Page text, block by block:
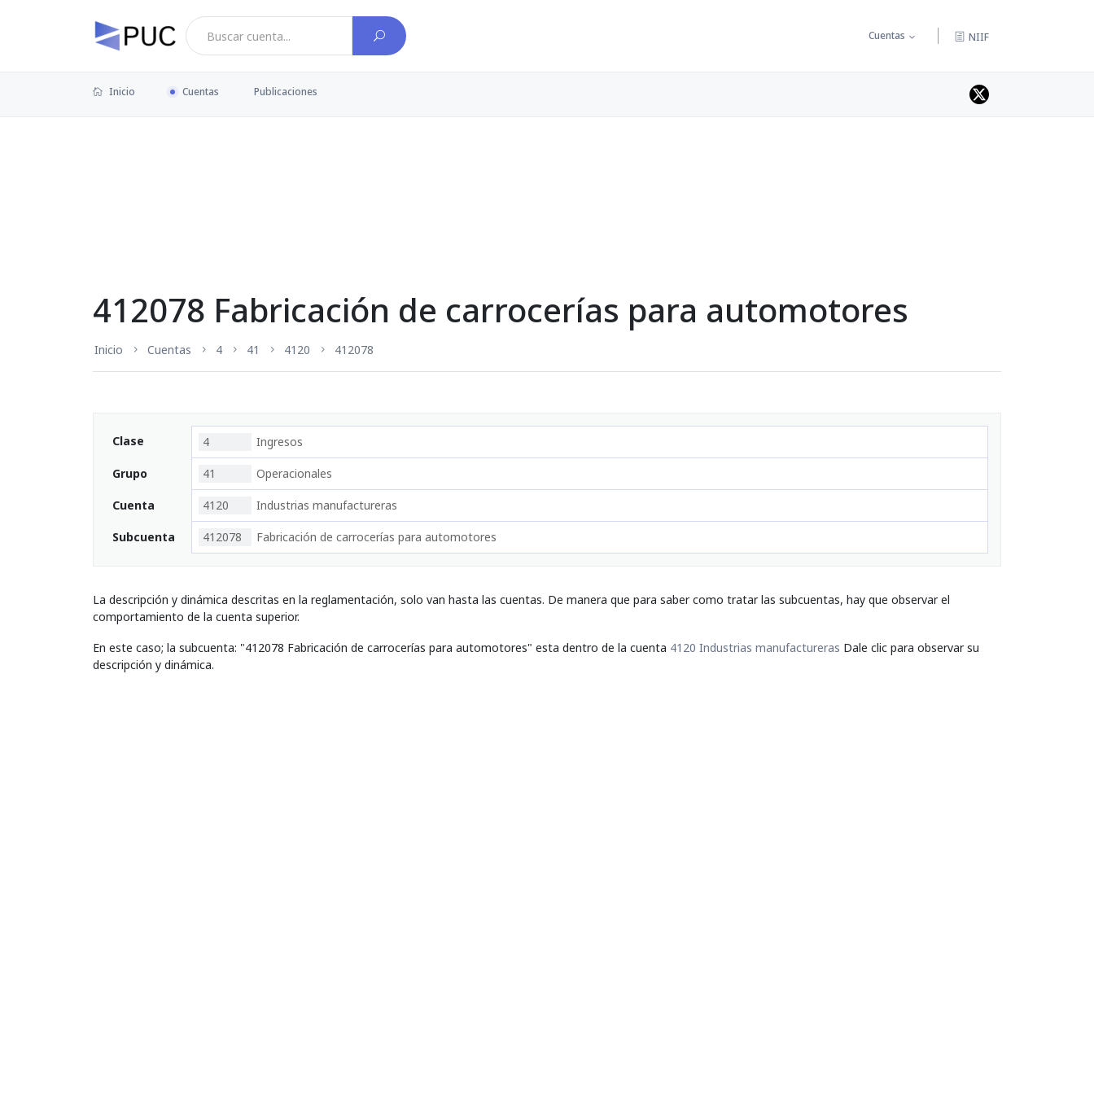
Cuentas NIIF
Inicio Cuentas Publicaciones
412078 Fabricación de carrocerías para automotores
Inicio Cuentas 4 41 4120 412078
Clase 4 Ingresos
Grupo 41 Operacionales
Cuenta 4120 Industrias manufactureras
Subcuenta 412078 Fabricación de carrocerías para automotores
La descripción y dinámica descritas en la reglamentación, solo van hasta las cuentas. De manera que para saber como tratar las subcuentas, hay que observar el
comportamiento de la cuenta superior.
En este caso; la subcuenta: "412078 Fabricación de carrocerías para automotores" esta dentro de la cuenta 4120 Industrias manufactureras Dale clic para observar su
descripción y dinámica.